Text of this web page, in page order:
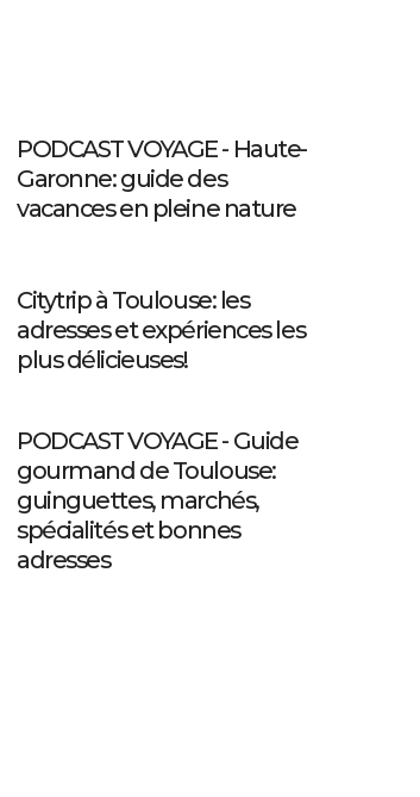
PODCAST VOYAGE - Haute-
Garonne: guide des
vacances en pleine nature
Citytrip à Toulouse: les
adresses et expériences les
plus délicieuses!
PODCAST VOYAGE - Guide
gourmand de Toulouse:
guinguettes, marchés,
spécialités et bonnes
adresses